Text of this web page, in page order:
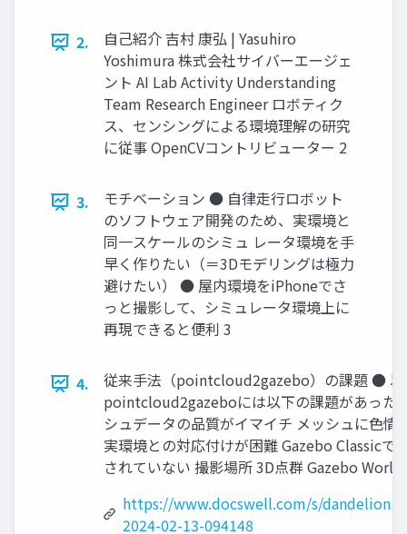
2.
自己紹介 吉村 康弘 | Yasuhiro
Yoshimura 株式会社サイバーエージェ
ント AI Lab Activity Understanding
Team Research Engineer ロボティク
ス、センシングによる環境理解の研究
に従事 OpenCVコントリビューター 2
3.
モチベーション ● 自律走行ロボット
のソフトウェア開発のため、実環境と
同一スケールのシミュ レータ環境を手
早く作りたい（＝3Dモデリングは極力
避けたい） ● 屋内環境をiPhoneでさ
っと撮影して、シミュレータ環境上に
再現できると便利 3
4.
従来手法（pointcloud2gazebo）の課題 ● 以
pointcloud2gazeboには以下の課題があっ
シュデータの品質がイマイチ メッシュに色情
実環境との対応付けが困難 Gazebo Classicで
されていない 撮影場所 3D点群 Gazebo World
https://www.docswell.com/s/
2024-02-13-094148